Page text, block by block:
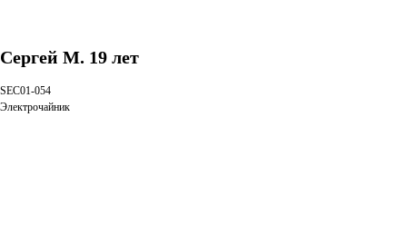
Сергей М. 19 лет
SEC01-054
Электрочайник